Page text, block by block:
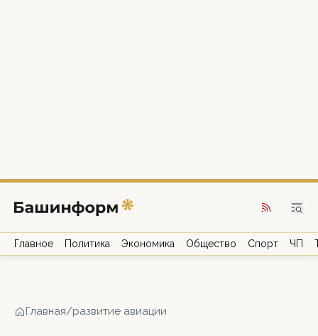
Главное Политика Экономика Общество Спорт ЧП
Главная/развитие авиации